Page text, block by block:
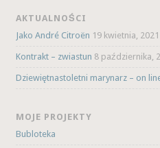
AKTUALNOŚCI
Jako André Citroën 19 kwietnia, 2021
Kontrakt – zwiastun 8 października,
Dziewiętnastoletni marynarz – on
MOJE PROJEKTY
Bubloteka